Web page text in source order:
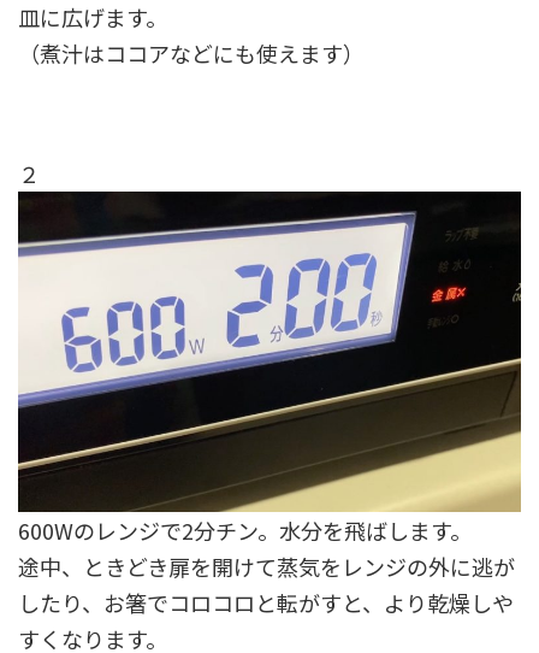
皿に広げます。
（煮汁はココアなどにも使えます）
２
600Wのレンジで2分チン。水分を飛ばします。
途中、ときどき扉を開けて蒸気をレンジの外に逃が
したり、お箸でコロコロと転がすと、より乾燥しや
すくなります。